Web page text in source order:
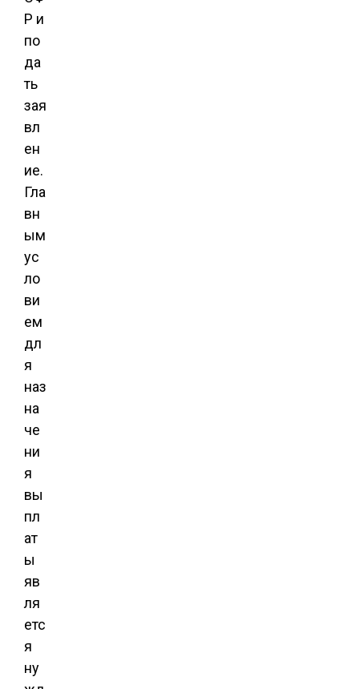
Р и
по
да
ть
зая
вл
ен
ие.
Гла
вн
ым
ус
ло
ви
ем
дл
я
наз
на
че
ни
я
вы
пл
ат
ы
яв
ля
етс
я
ну